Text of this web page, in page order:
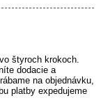
štyroch krokoch.
dodacie a
na objednávku,
platby expedujeme